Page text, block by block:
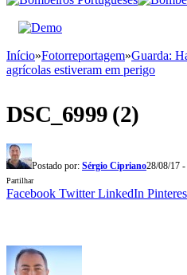
Início»Fotorreportagem»Guarda:
agrícolas estiveram em perigo
DSC_6999 (2)
Postado por: Sérgio Cipriano28/08/17
Partilhar
Facebook Twitter LinkedIn